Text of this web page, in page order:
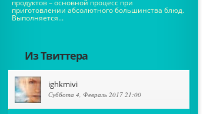
продуктов – основной процесс при
приготовлении абсолютного большинства блюд.
Выполняется...
Из Твиттера
ighkmivi
Суббота 4, Февраль 2017 21:00